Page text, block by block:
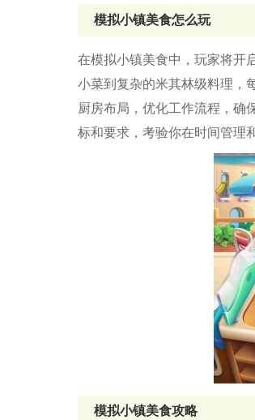
模拟小镇美食怎么玩
在模拟小镇美食中，玩家将开
小菜到复杂的米其林级料理，
厨房布局，优化工作流程，确
标和要求，考验你在时间管理
模拟小镇美食攻略